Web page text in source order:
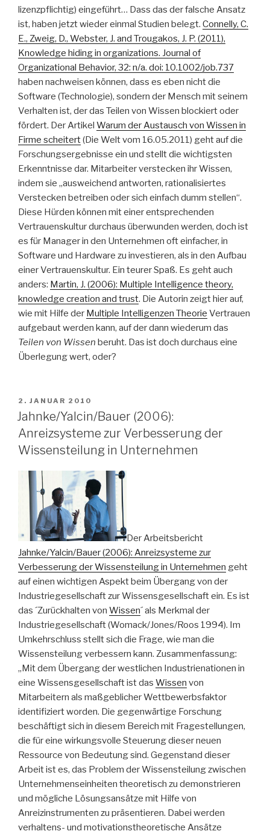
lizenzpflichtig) eingeführt… Dass das der falsche Ansatz
ist, haben jetzt wieder einmal Studien belegt. Connelly, C.
E., Zweig, D., Webster, J. and Trougakos, J. P. (2011),
Knowledge hiding in organizations. Journal of
Organizational Behavior, 32: n/a. doi: 10.1002/job.737
haben nachweisen können, dass es eben nicht die
Software (Technologie), sondern der Mensch mit seinem
Verhalten ist, der das Teilen von Wissen blockiert oder
fördert. Der Artikel Warum der Austausch von Wissen in
Firme scheitert(Die Welt vom 16.05.2011) geht auf die
Forschungsergebnisse ein und stellt die wichtigsten
Erkenntnisse dar. Mitarbeiter verstecken ihr Wissen,
indem sie „ausweichend antworten, rationalisiertes
Verstecken betreiben oder sich einfach dumm stellen“.
Diese Hürden können mit einer entsprechenden
Vertrauenskultur durchaus überwunden werden, doch ist
es für Manager in den Unternehmen oft einfacher, in
Software und Hardware zu investieren, als in den Aufbau
einer Vertrauenskultur. Ein teurer Spaß. Es geht auch
anders: Martin, J. (2006): Multiple Intelligence theory,
knowledge creation and trust. Die Autorin zeigt hier auf,
wie mit Hilfe der Multiple Intelligenzen Theorie Vertrauen
aufgebaut werden kann, auf der dann wiederum das
Teilen von Wissen beruht. Das ist doch durchaus eine
Überlegung wert, oder?
VERÖFFENTLICHT
AM
2. JANUAR 2010
Jahnke/Yalcin/Bauer (2006):
Anreizsysteme zur Verbesserung der
Wissensteilung in Unternehmen
Der Arbeitsbericht
Jahnke/Yalcin/Bauer (2006): Anreizsysteme zur
Verbesserung der Wissensteilung in Unternehmen geht
auf einen wichtigen Aspekt beim Übergang von der
Industriegesellschaft zur Wissensgesellschaft ein. Es ist
das ´Zurückhalten von Wissen´ als Merkmal der
Industriegesellschaft (Womack/Jones/Roos 1994). Im
Umkehrschluss stellt sich die Frage, wie man die
Wissensteilung verbessern kann. Zusammenfassung:
„Mit dem Übergang der westlichen Industrienationen in
eine Wissensgesellschaft ist das Wissen von
Mitarbeitern als maßgeblicher Wettbewerbsfaktor
identifiziert worden. Die gegenwärtige Forschung
beschäftigt sich in diesem Bereich mit Fragestellungen,
die für eine wirkungsvolle Steuerung dieser neuen
Ressource von Bedeutung sind. Gegenstand dieser
Arbeit ist es, das Problem der Wissensteilung zwischen
Unternehmenseinheiten theoretisch zu demonstrieren
und mögliche Lösungsansätze mit Hilfe von
Anreizinstrumenten zu präsentieren. Dabei werden
verhaltens- und motivationstheoretische Ansätze